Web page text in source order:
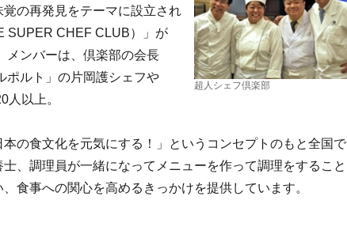
超人シェフ倶楽部
の再発見をテーマに設立され
SUPER CHEF CLUB）」が
メンバーは、倶楽部の会長
ポルト」の片岡護シェフや
人以上。
の食文化を元気にする！」というコンセプトのもと全国で
、調理員が一緒になってメニューを作って調理をすること
食事への関心を高めるきっかけを提供しています。